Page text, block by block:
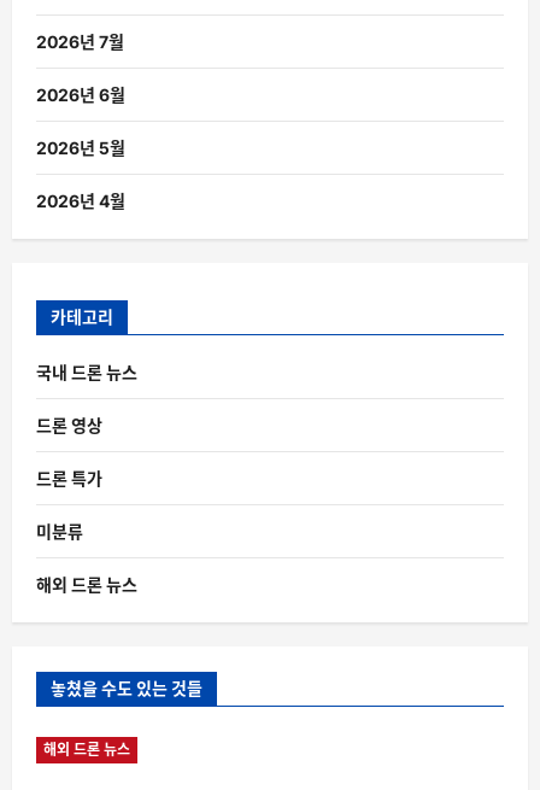
2026년 7월
2026년 6월
2026년 5월
2026년 4월
카테고리
국내 드론 뉴스
드론 영상
드론 특가
미분류
해외 드론 뉴스
놓쳤을 수도 있는 것들
해외 드론 뉴스